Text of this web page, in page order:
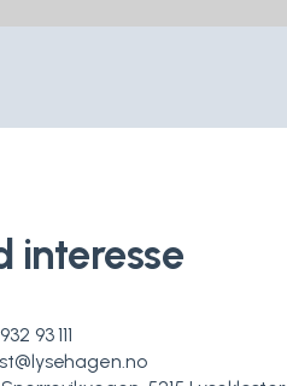
interesse
93 111